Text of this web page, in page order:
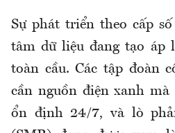
Sự phát triển theo cấp
tâm dữ liệu đang tạo áp
toàn cầu. Các tập đoàn
cần nguồn điện xanh mà
ổn định 24/7, và lò